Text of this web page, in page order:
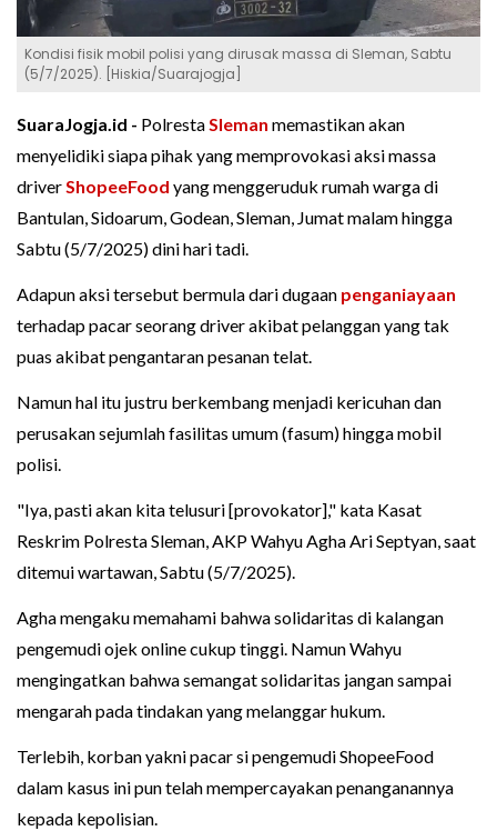
Kondisi fisik mobil polisi yang dirusak massa di Sleman, Sabtu
(5/7/2025). [Hiskia/Suarajogja]
SuaraJogja.id - PolrestaSleman memastikan akan
menyelidiki siapa pihak yang memprovokasi aksi massa
driverShopeeFood yang menggeruduk rumah warga di
Bantulan, Sidoarum, Godean, Sleman, Jumat malam hingga
Sabtu (5/7/2025) dini hari tadi.
Adapun aksi tersebut bermula dari dugaan penganiayaan
terhadap pacar seorang driver akibat pelanggan yang tak
puas akibat pengantaran pesanan telat.
Namun hal itu justru berkembang menjadi kericuhan dan
perusakan sejumlah fasilitas umum (fasum) hingga mobil
polisi.
"Iya, pasti akan kita telusuri [provokator]," kata Kasat
Reskrim Polresta Sleman, AKP Wahyu Agha Ari Septyan, saat
ditemui wartawan, Sabtu (5/7/2025).
Agha mengaku memahami bahwa solidaritas di kalangan
pengemudi ojek online cukup tinggi. Namun Wahyu
mengingatkan bahwa semangat solidaritas jangan sampai
mengarah pada tindakan yang melanggar hukum.
Terlebih, korban yakni pacar si pengemudi ShopeeFood
dalam kasus ini pun telah mempercayakan penanganannya
kepada kepolisian.